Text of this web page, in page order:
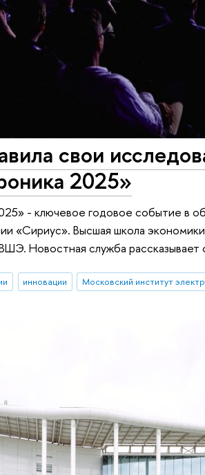
свои
2025»
- ключевое годовое событие в
«Сириус». Высшая школа
Новостная служба рассказывает
инновации